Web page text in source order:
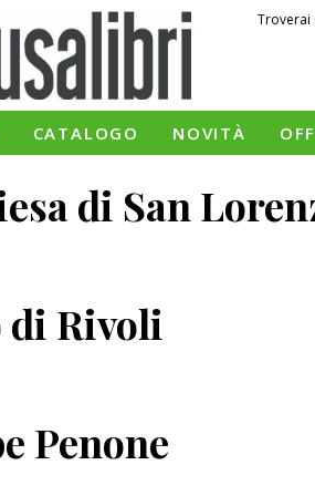
Troverai
CATALOGO NOVITÀ
di San
di Rivoli
Penone